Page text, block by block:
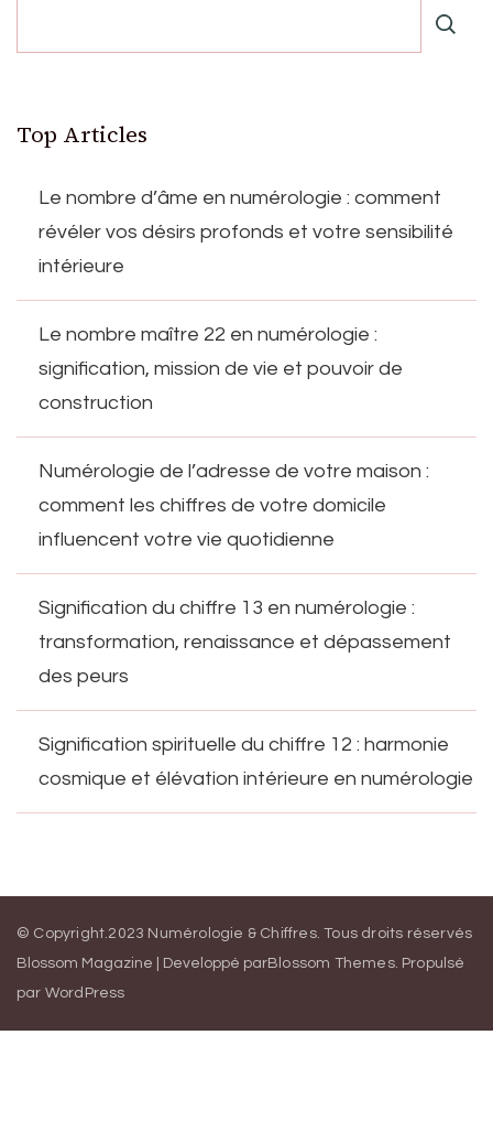
Top Articles
Le nombre d’âme en numérologie : comment
révéler vos désirs profonds et votre sensibilité
intérieure
Le nombre maître 22 en numérologie :
signification, mission de vie et pouvoir de
construction
Numérologie de l’adresse de votre maison :
comment les chiffres de votre domicile
influencent votre vie quotidienne
Signification du chiffre 13 en numérologie :
transformation, renaissance et dépassement
des peurs
Signification spirituelle du chiffre 12 : harmonie
cosmique et élévation intérieure en numérologie
© Copyright.2023 Numérologie & Chiffres. Tous droits réservés
Blossom Magazine | Developpé parBlossom Themes. Propulsé
par WordPress